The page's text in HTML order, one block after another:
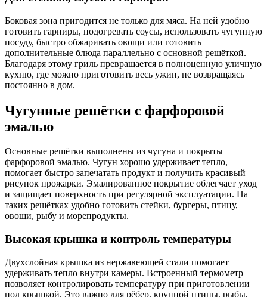
Боковая зона пригодится не только для мяса. На ней удобно
готовить гарниры, подогревать соусы, использовать чугунную
посуду, быстро обжаривать овощи или готовить
дополнительные блюда параллельно с основной решёткой.
Благодаря этому гриль превращается в полноценную уличную
кухню, где можно приготовить весь ужин, не возвращаясь
постоянно в дом.
Чугунные решётки с фарфоровой
эмалью
Основные решётки выполнены из чугуна и покрыты
фарфоровой эмалью. Чугун хорошо удерживает тепло,
помогает быстро запечатать продукт и получить красивый
рисунок прожарки. Эмалированное покрытие облегчает уход
и защищает поверхность при регулярной эксплуатации. На
таких решётках удобно готовить стейки, бургеры, птицу,
овощи, рыбу и морепродукты.
Высокая крышка и контроль температуры
Двухслойная крышка из нержавеющей стали помогает
удерживать тепло внутри камеры. Встроенный термометр
позволяет контролировать температуру при приготовлении
под крышкой. Это важно для рёбер, крупной птицы, рыбы,